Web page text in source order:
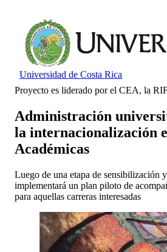
Universidad de Costa Rica
Proyecto es liderado por el CEA, la
Administración
la internacionalización
Académicas
Luego de una etapa de sensibilización
implementará un plan piloto de
para aquellas carreras interesadas